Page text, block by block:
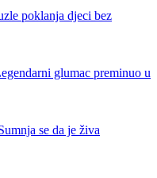
poklanja djeci bez
glumac preminuo u
se da je živa